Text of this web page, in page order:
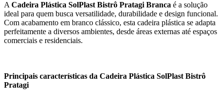
A Cadeira Plástica SolPlast Bistrô Pratagi Branca é a solução
ideal para quem busca versatilidade, durabilidade e design funcional.
Com acabamento em branco clássico, esta cadeira plástica se adapta
perfeitamente a diversos ambientes, desde áreas externas até espaços
comerciais e residenciais.
Principais características da Cadeira Plástica SolPlast Bistrô
Pratagi